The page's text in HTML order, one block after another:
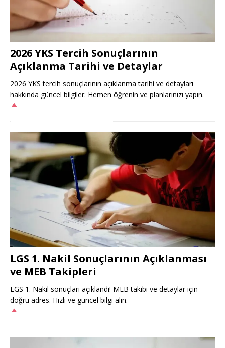
2026 YKS Tercih Sonuçlarının
Açıklanma Tarihi ve Detaylar
2026 YKS tercih sonuçlarının açıklanma tarihi ve detayları
hakkında güncel bilgiler. Hemen öğrenin ve planlarınızı yapın.
LGS 1. Nakil Sonuçlarının Açıklanması
ve MEB Takipleri
LGS 1. Nakil sonuçları açıklandı! MEB takibi ve detaylar için
doğru adres. Hızlı ve güncel bilgi alın.